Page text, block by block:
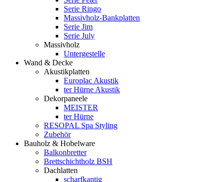
Serie Ringo
Massivholz-Bankplatten
Serie Jim
Serie July
Massivholz
Untergestelle
Wand & Decke
Akustikplatten
Europlac Akustik
ter Hürne Akustik
Dekorpaneele
MEISTER
ter Hürne
RESOPAL Spa Styling
Zubehör
Bauholz & Hobelware
Balkonbretter
Brettschichtholz BSH
Dachlatten
scharfkantig